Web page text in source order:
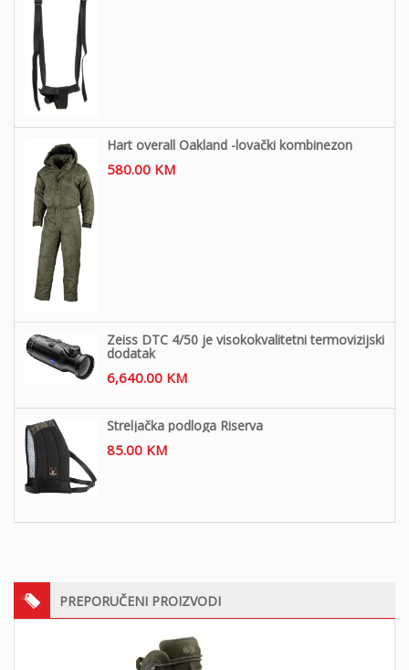
Hart overall Oakland -lovački kombinezon
580.00 KM
Zeiss DTC 4/50 je visokokvalitetni termovizijski
dodatak
6,640.00 KM
Streljačka podloga Riserva
85.00 KM
PREPORUČENI PROIZVODI